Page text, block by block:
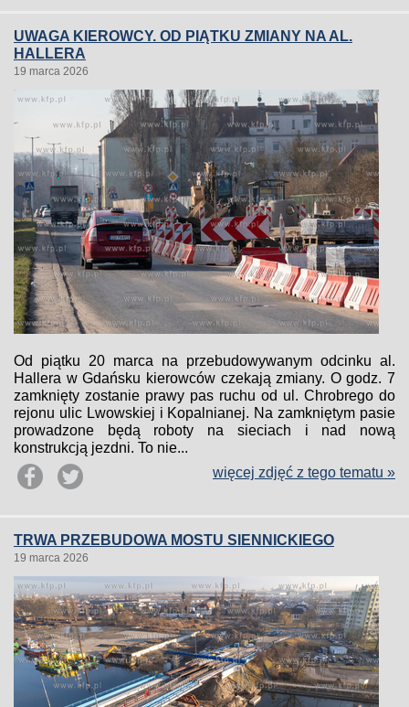
UWAGA KIEROWCY. OD PIĄTKU ZMIANY NA AL.
HALLERA
19 marca 2026
Od piątku 20 marca na przebudowywanym odcinku al.
Hallera w Gdańsku kierowców czekają zmiany. O godz. 7
zamknięty zostanie prawy pas ruchu od ul. Chrobrego do
rejonu ulic Lwowskiej i Kopalnianej. Na zamkniętym pasie
prowadzone będą roboty na sieciach i nad nową
konstrukcją jezdni. To nie...
więcej zdjęć z tego tematu »
TRWA PRZEBUDOWA MOSTU SIENNICKIEGO
19 marca 2026